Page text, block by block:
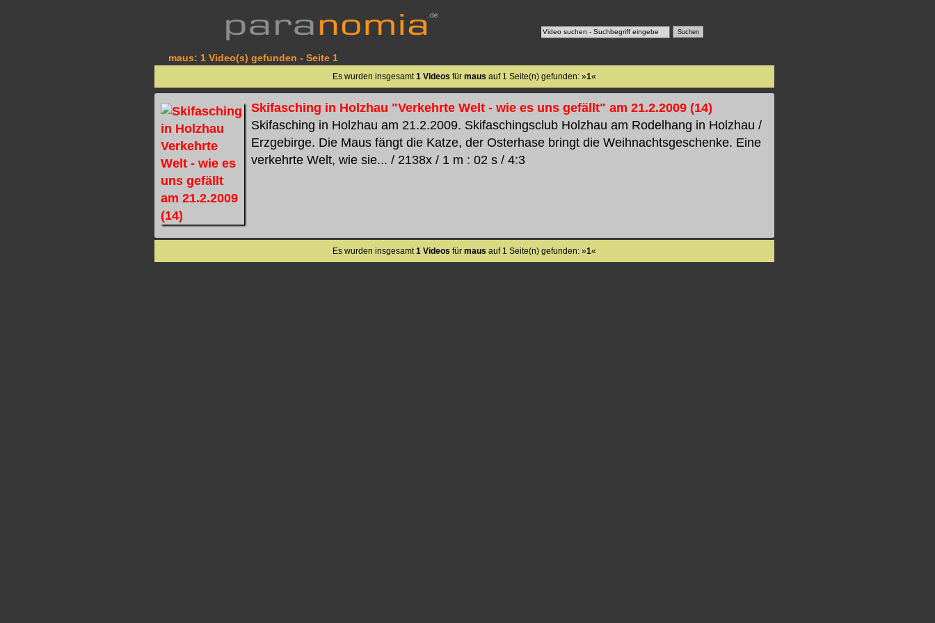
maus: 1 Video(s) gefunden - Seite 1
Es wurden insgesamt1 Videos für maus auf 1 Seite(n) gefunden: »1«
Skifasching in Holzhau "Verkehrte Welt - wie es uns gefällt" am 21.2.2009 (14)
Skifasching in Holzhau am 21.2.2009. Skifaschingsclub Holzhau am Rodelhang in Holzhau /
Erzgebirge. Die Maus fängt die Katze, der Osterhase bringt die Weihnachtsgeschenke. Eine
verkehrte Welt, wie sie... / 2138x / 1 m : 02 s / 4:3
Es wurden insgesamt1 Videos für maus auf 1 Seite(n) gefunden: »1«